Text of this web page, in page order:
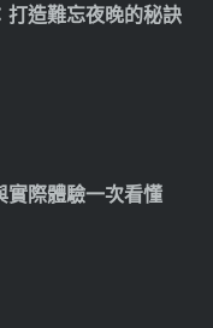
打造難忘夜晚的秘訣
實際體驗一次看懂